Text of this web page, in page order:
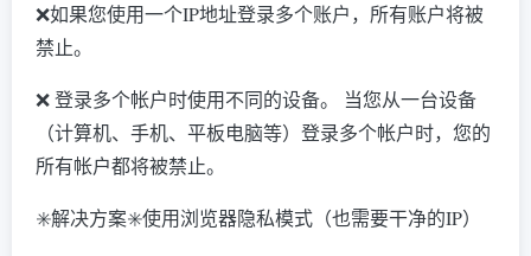
❌如果您使用一个IP地址登录多个账户，所有账户将被
禁止。
❌ 登录多个帐户时使用不同的设备。 当您从一台设备
（计算机、手机、平板电脑等）登录多个帐户时，您的
所有帐户都将被禁止。
✳️解决方案✳️使用浏览器隐私模式（也需要干净的IP）